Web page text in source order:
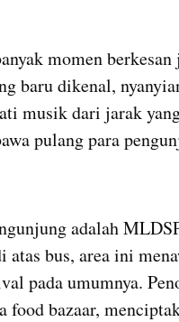
momen
baru dikenal,
musik dari jarak
pulang para
adalah
atas bus, area ini
pada umumnya.
bazaar,